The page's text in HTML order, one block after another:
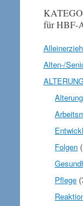
für HBF-
Alten-/
Folgen
Pflege